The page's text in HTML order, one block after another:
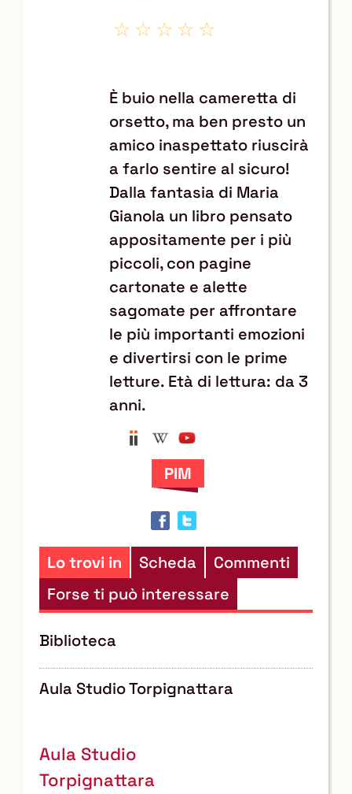
il
documento
risorse
AnobiiWikipedia
È buio nella cameretta di
orsetto, ma ben presto un
amico inaspettato riuscirà
a farlo sentire al sicuro!
Dalla fantasia di Maria
Gianola un libro pensato
appositamente per i più
piccoli, con pagine
cartonate e alette
sagomate per affrontare
le più importanti emozioni
e divertirsi con le prime
letture. Età di lettura: da 3
anni.
Lo trovi in Scheda
Commenti
Forse ti può interessare
Biblioteca
Aula Studio Torpignattara
Aula Studio
Torpignattara